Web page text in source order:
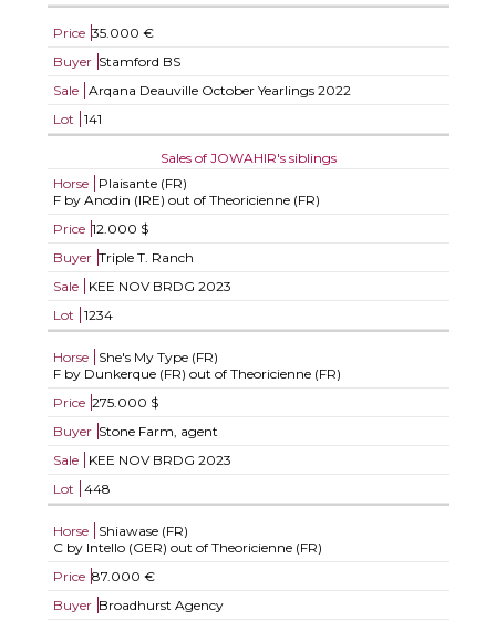
Price 35.000 €
Buyer Stamford BS
Sale
Arqana Deauville October Yearlings 2022
Lot
141
Sales of JOWAHIR's siblings
Horse
Plaisante (FR)
F by Anodin (IRE) out of Theoricienne (FR)
Price 12.000 $
Buyer Triple T. Ranch
Sale
KEE NOV BRDG 2023
Lot
1234
Horse
She's My Type (FR)
F by Dunkerque (FR) out of Theoricienne (FR)
Price 275.000 $
Buyer Stone Farm, agent
Sale
KEE NOV BRDG 2023
Lot
448
Horse
Shiawase (FR)
C by Intello (GER) out of Theoricienne (FR)
Price 87.000 €
Buyer Broadhurst Agency